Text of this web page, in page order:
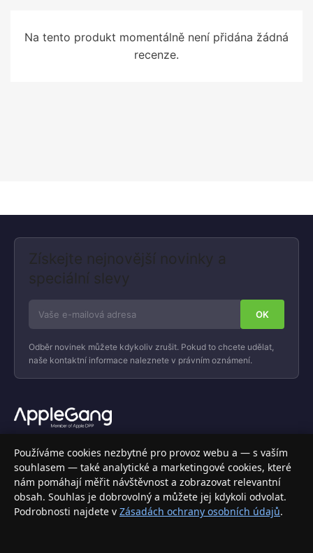
Na tento produkt momentálně není přidána žádná
recenze.
Získejte nejnovější novinky a
speciální slevy
Odběr novinek můžete kdykoliv zrušit. Pokud to chcete udělat,
naše kontaktní informace naleznete v právním oznámení.
Váš specializovaný obchod s Apple produkty, příslušenstvím a
elektronikou. Nakupujte bezpečně a s jistotou.
INFORMACE
Doprava a doručení
Používáme cookies nezbytné pro provoz webu a — s vaším
souhlasem — také analytické a marketingové cookies, které
nám pomáhají měřit návštěvnost a zobrazovat relevantní
obsah. Souhlas je dobrovolný a můžete jej kdykoli odvolat.
Podrobnosti najdete v Zásadách ochrany osobních údajů.